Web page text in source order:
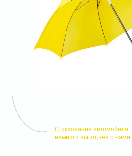
Страхование автомобиля
намного выгоднее с нами!